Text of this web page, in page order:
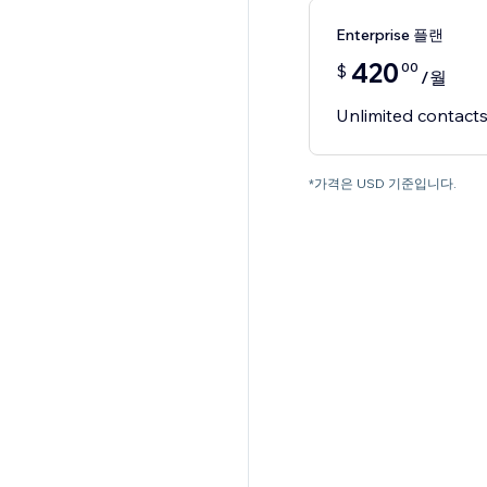
Enterprise 플랜
$ 420 00 /월
Unlimited contacts
*가격은 USD 기준입니다.